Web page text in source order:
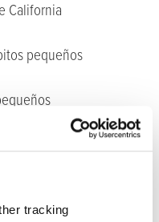
tracking
California
pequeños
de queso brie